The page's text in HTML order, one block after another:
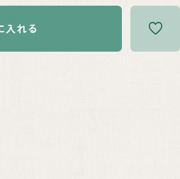
入れる